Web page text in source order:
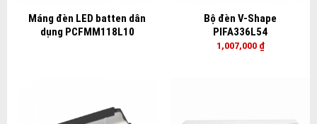
Máng đèn LED batten dân
dụng PCFMM118L10
Bộ đèn V-Shape
PIFA336L54
1,007,000 ₫